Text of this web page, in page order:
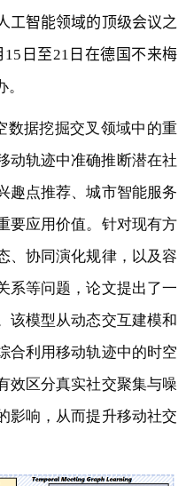
工智能领域的顶级会议之
15 日至21 日在德国不来梅
数据挖掘交叉领域中的重
轨迹中准确推断潜在社
趣点推荐、城市智能服务
要应用价值。针对现有方
、协同演化规律，以及容
系等问题，论文提出了一
该模型从动态交互建模和
合利用移动轨迹中的时空
效区分真实社交聚集与噪
影响，从而提升移动社交